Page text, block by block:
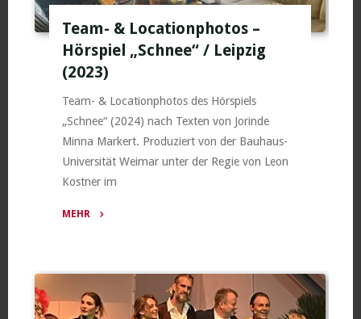
Team- & Locationphotos –
Hörspiel „Schnee“ / Leipzig
(2023)
Team- & Locationphotos des Hörspiels
„Schnee“ (2024) nach Texten von Jorinde
Minna Markert. Produziert von der Bauhaus-
Universität Weimar unter der Regie von Leon
Kostner im
MEHR
Locationphotos
Hörspiel